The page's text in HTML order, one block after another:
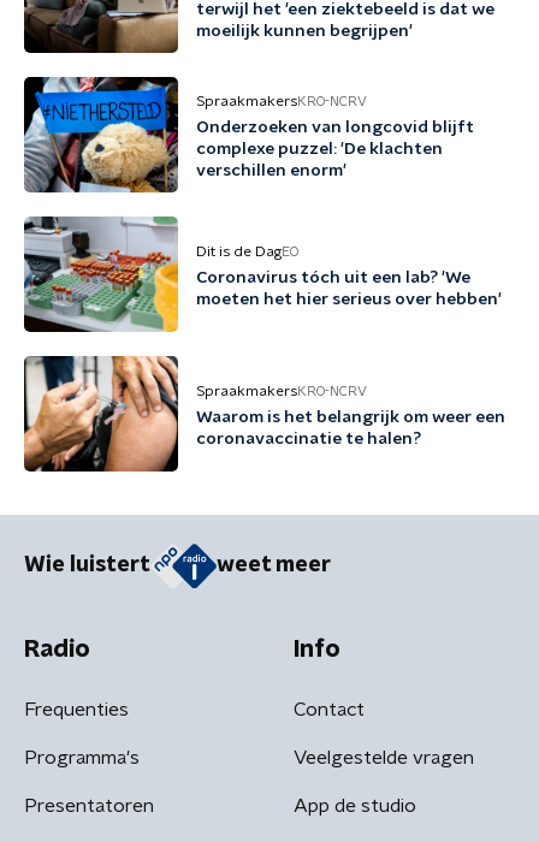
terwijl het 'een ziektebeeld is dat we
moeilijk kunnen begrijpen'
SpraakmakersKRO-NCRV
Onderzoeken van longcovid blijft
complexe puzzel: 'De klachten
verschillen enorm'
Dit is de DagEO
Coronavirus tóch uit een lab? 'We
moeten het hier serieus over hebben'
SpraakmakersKRO-NCRV
Waarom is het belangrijk om weer een
coronavaccinatie te halen?
Wie luistert weet meer
Radio
Frequenties
Programma's
Presentatoren
Info
Contact
Veelgestelde vragen
App de studio